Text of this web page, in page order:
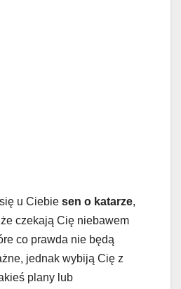
u Ciebie sen o katarze,
czekają Cię niebawem
co prawda nie będą
jednak wybiją Cię z
plany lub